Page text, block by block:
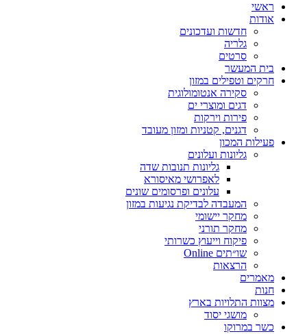
ראשי
אודות
חדשות ועדכונים
גלריה
סרטים
בית המעשר
חרקים וטפילים במזון
סקירה אנטומולוגית
דגים ומוצרי ים
פירות וירקות
דגנים, קטניות ומזון מעובד
פעילות המכון
גליונות ועלונים
גליונות תנובות שדה
לאפרושי מאיסורא
עלונים ופרסומים שונים
המעבדה לבדיקת נגיעות במזון
מחקר יישומי
מחקר תורני
פיקוח וייעוץ כשרותי
שו״תים Online
הרצאות
מאמרים
חנות
מצוות התלויות בארץ
מושגי יסוד
כשר במרוקו